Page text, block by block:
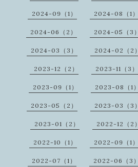
2024-09（1） 2024-08（1）
2024-06（2） 2024-05（3）
2024-03（3） 2024-02（2）
2023-12（2） 2023-11（3）
2023-09（1） 2023-08（1）
2023-05（2） 2023-03（3）
2023-01（2） 2022-12（2）
2022-10（1） 2022-09（1）
2022-07（1） 2022-06（3）